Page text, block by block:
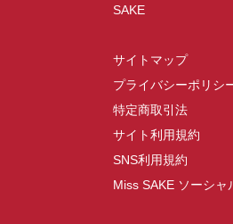
SAKE
サイトマップ
プライバシーポリシ
特定商取引法
サイト利用規約
SNS利用規約
Miss SAKE ソーシ